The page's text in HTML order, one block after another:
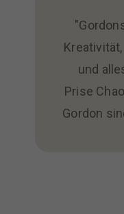
und
Prise
Gordon